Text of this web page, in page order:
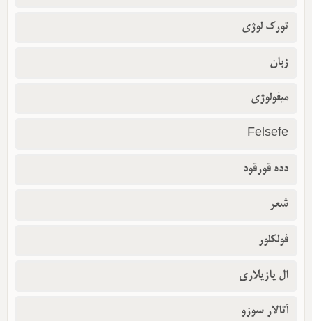
تورک لوژی
زبان
میفولوژی
Felsefe
دده قورقود
شعر
فولکلور
ال یازیلاری
آتالار سوزو